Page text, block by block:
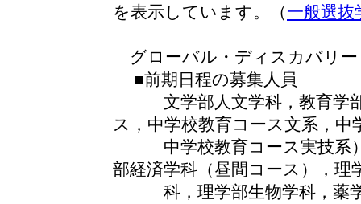
を表示しています。（一般選抜
グローバル・ディスカバリ
■前期日程の募集人員
文学部人文学科，教育学部
ス，中学校教育コース文系，中
中学校教育コース実技系）
部経済学科（昼間コース），理
科，理学部生物学科，薬学